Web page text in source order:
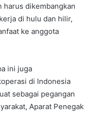
harus dikembangkan
di hulu dan hilir,
ke anggota
ini juga
di Indonesia
sebagai pegangan
Aparat Penegak